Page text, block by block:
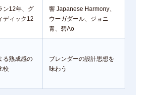
ン12年、グ
ディック12
響 Japanese Harmony、
ウーガダール、ジョニ
青、碧Ao
る熟成感の
較
ブレンダーの設計思想を
味わう